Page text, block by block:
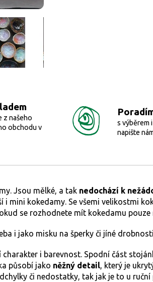
z našeho
obchodu v
s výběrem
napište
Jsou mělké, a tak nedochází k
i mini kokedamy. Se všemi velikostmi
se rozhodnete mít kokedamu pouze
i jako misku na šperky či jíné
charakter i barevnost. Spodní část
působí jako něžný detail, který je
či nedostatky, tak jak je to u ruční